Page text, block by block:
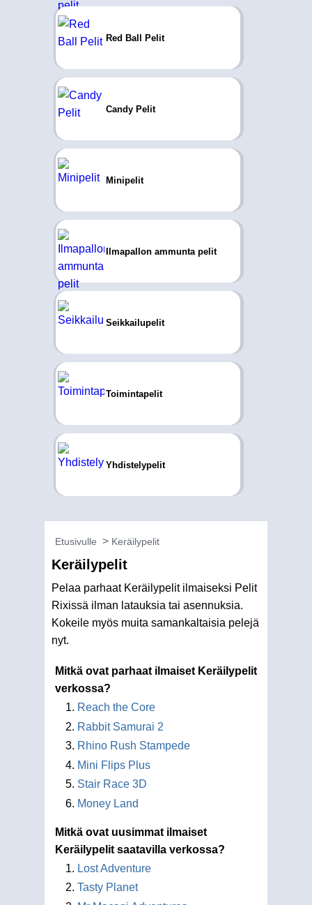
Red Ball Pelit
Candy Pelit
Minipelit
Ilmapallon ammunta pelit
Seikkailupelit
Toimintapelit
Yhdistelypelit
Etusivulle Keräilypelit
Keräilypelit
Pelaa parhaat Keräilypelit ilmaiseksi Pelit
Rixissä ilman latauksia tai asennuksia.
Kokeile myös muita samankaltaisia pelejä
nyt.
Mitkä ovat parhaat ilmaiset Keräilypelit
verkossa?
Reach the Core
Rabbit Samurai 2
Rhino Rush Stampede
Mini Flips Plus
Stair Race 3D
Money Land
Mitkä ovat uusimmat ilmaiset
Keräilypelit saatavilla verkossa?
Lost Adventure
Tasty Planet